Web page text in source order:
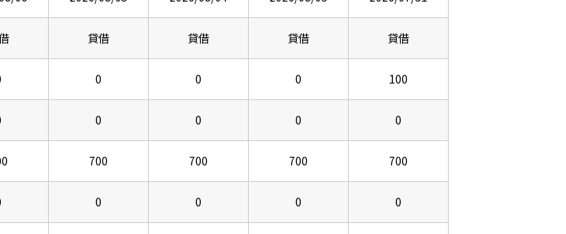
貸借 貸借 貸借 貸借
0 0 0 100
0 0 0 0
700 700 700 700
0 0 0 0